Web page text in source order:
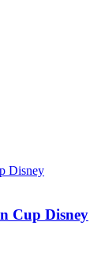
Cup Disney